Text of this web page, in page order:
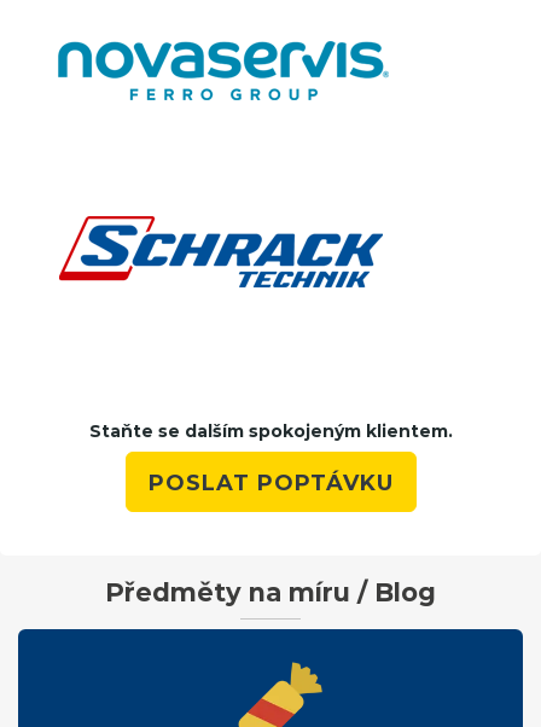
Staňte se dalším spokojeným klientem.
POSLAT POPTÁVKU
Předměty na míru / Blog